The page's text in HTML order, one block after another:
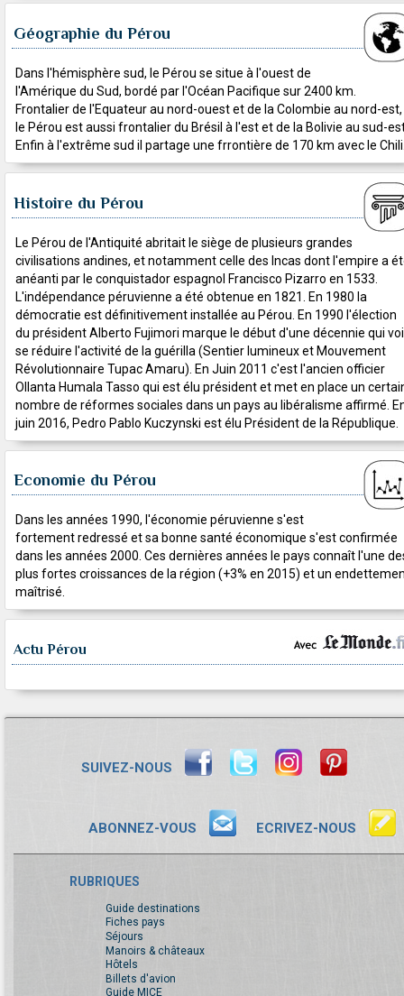
Géographie du Pérou
Dans l'hémisphère sud, le Pérou se situe à l'ouest de
l'Amérique du Sud, bordé par l'Océan Pacifique sur 2400 km.
Frontalier de l'Equateur au nord-ouest et de la Colombie au nord-est,
le Pérou est aussi frontalier du Brésil à l'est et de la Bolivie au sud-
Enfin à l'extrême sud il partage une frrontière de 170 km avec le
Histoire du Pérou
Le Pérou de l'Antiquité abritait le siège de plusieurs grandes
civilisations andines, et notamment celle des Incas dont l'empire a
anéanti par le conquistador espagnol Francisco Pizarro en 1533.
L'indépendance péruvienne a été obtenue en 1821. En 1980 la
démocratie est définitivement installée au Pérou. En 1990 l'élection
du président Alberto Fujimori marque le début d'une décennie qui
se réduire l'activité de la guérilla (Sentier lumineux et Mouvement
Révolutionnaire Tupac Amaru). En Juin 2011 c'est l'ancien officier
Ollanta Humala Tasso qui est élu président et met en place un
nombre de réformes sociales dans un pays au libéralisme affirmé.
juin 2016, Pedro Pablo Kuczynski est élu Président de la République.
Economie du Pérou
Dans les années 1990, l'économie péruvienne s'est
fortement redressé et sa bonne santé économique s'est confirmée
dans les années 2000. Ces dernières années le pays connaît l'une
plus fortes croissances de la région (+3% en 2015) et un
maîtrisé.
Actu Pérou
SUIVEZ-NOUS
ABONNEZ-VOUS ECRIVEZ-NOUS
RUBRIQUES
Guide destinations
Fiches pays
Séjours
Manoirs & châteaux
Hôtels
Billets d'avion
Guide MICE